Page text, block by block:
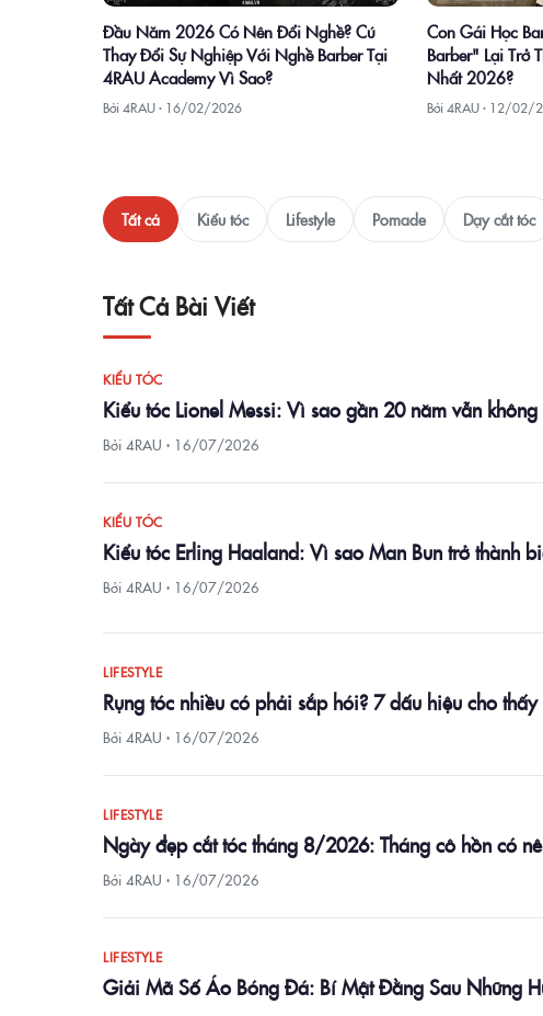
Đầu Năm 2026 Có Nên Đổi Nghề? Cú
Thay Đổi Sự Nghiệp Với Nghề Barber Tại
4RAU Academy Vì Sao?
Bởi 4RAU · 16/02/2026
Con Gái Học
Barber" Lại Trở
Nhất 2026?
Bởi 4RAU · 12/02/
Tất cả Kiểu tóc Lifestyle Pomade Dạy cắt tóc
Tất Cả Bài Viết
KIỂU TÓC
Kiểu tóc Lionel Messi: Vì sao gần 20 năm vẫn
Bởi 4RAU · 16/07/2026
KIỂU TÓC
Kiểu tóc Erling Haaland: Vì sao Man Bun trở thành
Bởi 4RAU · 16/07/2026
LIFESTYLE
Rụng tóc nhiều có phải sắp hói? 7 dấu hiệu cho
Bởi 4RAU · 16/07/2026
LIFESTYLE
Ngày đẹp cắt tóc tháng 8/2026: Tháng cô hồn có
Bởi 4RAU · 16/07/2026
LIFESTYLE
Giải Mã Số Áo Bóng Đá: Bí Mật Đằng Sau Những